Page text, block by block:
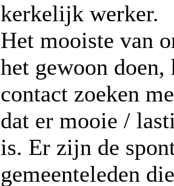
kerkelijk werker.
Het mooiste van
het gewoon doen,
contact zoeken
dat er mooie /
is. Er zijn de
gemeenteleden